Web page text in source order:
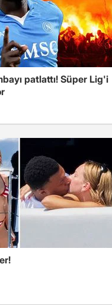
patlattı! Süper Lig'i